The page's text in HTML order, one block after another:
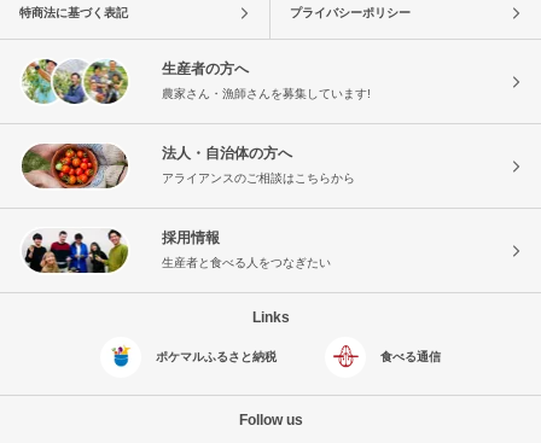
特商法に基づく表記 プライバシーポリシー
生産者の方へ
農家さん・漁師さんを募集しています!
法人・自治体の方へ
アライアンスのご相談はこちらから
採用情報
生産者と食べる人をつなぎたい
Links
ポケマルふるさと納税 食べる通信
Follow us